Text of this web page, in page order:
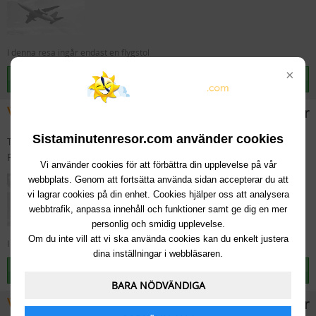
×
Sistaminutenresor.com använder cookies
Vi använder cookies för att förbättra din upplevelse på vår
webbplats. Genom att fortsätta använda sidan accepterar du att
vi lagrar cookies på din enhet. Cookies hjälper oss att analysera
webbtrafik, anpassa innehåll och funktioner samt ge dig en mer
personlig och smidig upplevelse.
Om du inte vill att vi ska använda cookies kan du enkelt justera
dina inställningar i webbläsaren.
BARA NÖDVÄNDIGA
I denna resa ingår endast en flygstol
3995kr
Till: Banyalbufar/Estellencs(Spanien, Mallorca)
Från:
Endast flyg Tur & Retur
I denna resa ingår endast en flygstol
4045kr